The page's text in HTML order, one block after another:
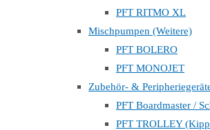
PFT RITMO XL
Mischpumpen (Weitere)
PFT BOLERO
PFT MONOJET
Zubehör- &
PFT Boardmaster /
PFT TROLLEY